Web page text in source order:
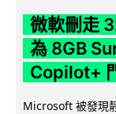
微軟刪走
為 8GB
Copilot+
Microsoft 被發現